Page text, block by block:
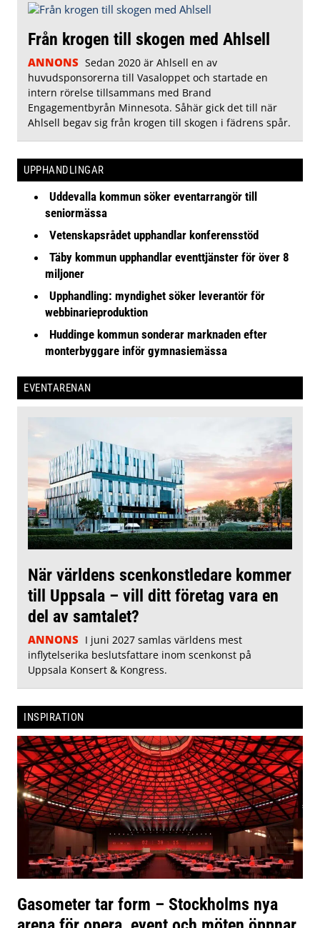
Från krogen till skogen med Ahlsell
ANNONS Sedan 2020 är Ahlsell en av
huvudsponsorerna till Vasaloppet och startade en
intern rörelse tillsammans med Brand
Engagementbyrån Minnesota. Såhär gick det till när
Ahlsell begav sig från krogen till skogen i fädrens spår.
UPPHANDLINGAR
Uddevalla kommun söker eventarrangör till
seniormässa
Vetenskapsrådet upphandlar konferensstöd
Täby kommun upphandlar eventtjänster för över 8
miljoner
Upphandling: myndighet söker leverantör för
webbinarieproduktion
Huddinge kommun sonderar marknaden efter
monterbyggare inför gymnasiemässa
EVENTARENAN
När världens scenkonstledare kommer
till Uppsala – vill ditt företag vara en
del av samtalet?
ANNONS I juni 2027 samlas världens mest
inflytelserika beslutsfattare inom scenkonst på
Uppsala Konsert & Kongress.
INSPIRATION
Gasometer tar form – Stockholms nya